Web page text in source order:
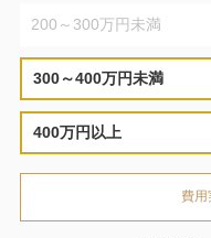
200～300万円未満
300～400万円未満
400万円以上
費用